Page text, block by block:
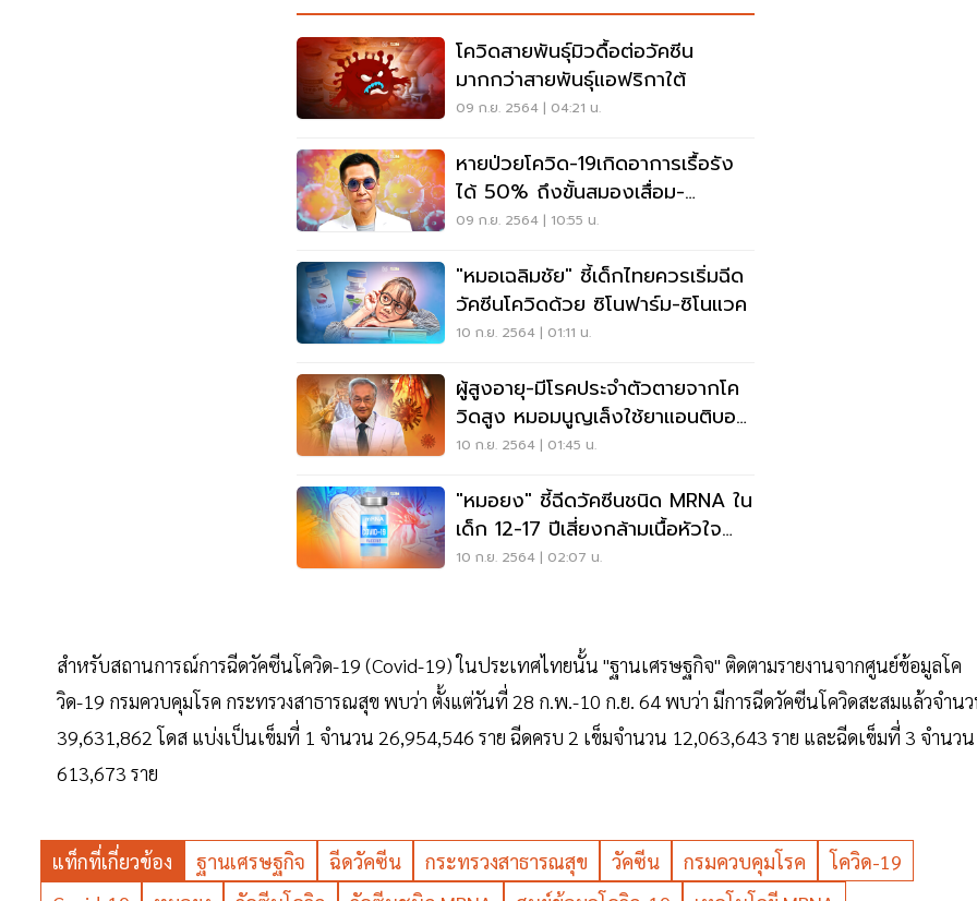
โควิดสายพันธุ์มิวดื้อต่อวัคซีน
มากกว่าสายพันธุ์แอฟริกาใต้
09 ก.ย. 2564 | 04:21 น.
หายป่วยโควิด-19เกิดอาการเรื้อรัง
ได้ 50% ถึงขั้นสมองเสื่อม-
อัมพฤกษ์
09 ก.ย. 2564 | 10:55 น.
"หมอเฉลิมชัย" ชี้เด็กไทยควรเริ่มฉีด
วัคซีนโควิดด้วย ซิโนฟาร์ม-ซิโนแวค
10 ก.ย. 2564 | 01:11 น.
ผู้สูงอายุ-มีโรคประจำตัวตายจากโค
วิดสูง หมอมนูญเล็งใช้ยาแอนติบอดี
ค็อกเทล รักษา
10 ก.ย. 2564 | 01:45 น.
"หมอยง" ชี้ฉีดวัคซีนชนิด MRNA ใน
เด็ก 12-17 ปีเสี่ยงกล้ามเนื้อหัวใจ
อักเสบ
10 ก.ย. 2564 | 02:07 น.
สำหรับสถานการณ์การฉีดวัคซีนโควิด-19 (Covid-19) ในประเทศไทยนั้น "ฐานเศรษฐกิจ" ติดตามรายงานจากศูนย์ข้อมูลโค
วิด-19 กรมควบคุมโรค กระทรวงสาธารณสุข พบว่า ตั้งแต่วันที่ 28 ก.พ.-10 ก.ย. 64 พบว่า มีการฉีดวัคซีนโควิดสะสมแล้วจำน
39,631,862 โดส แบ่งเป็นเข็มที่ 1 จำนวน 26,954,546 ราย ฉีดครบ 2 เข็มจำนวน 12,063,643 ราย และฉีดเข็มที่ 3 จำนวน
613,673 ราย
แท็กที่เกี่ยวข้อง ฐานเศรษฐกิจ ฉีดวัคซีน กระทรวงสาธารณสุข วัคซีน กรมควบคุมโรค
โควิด-19